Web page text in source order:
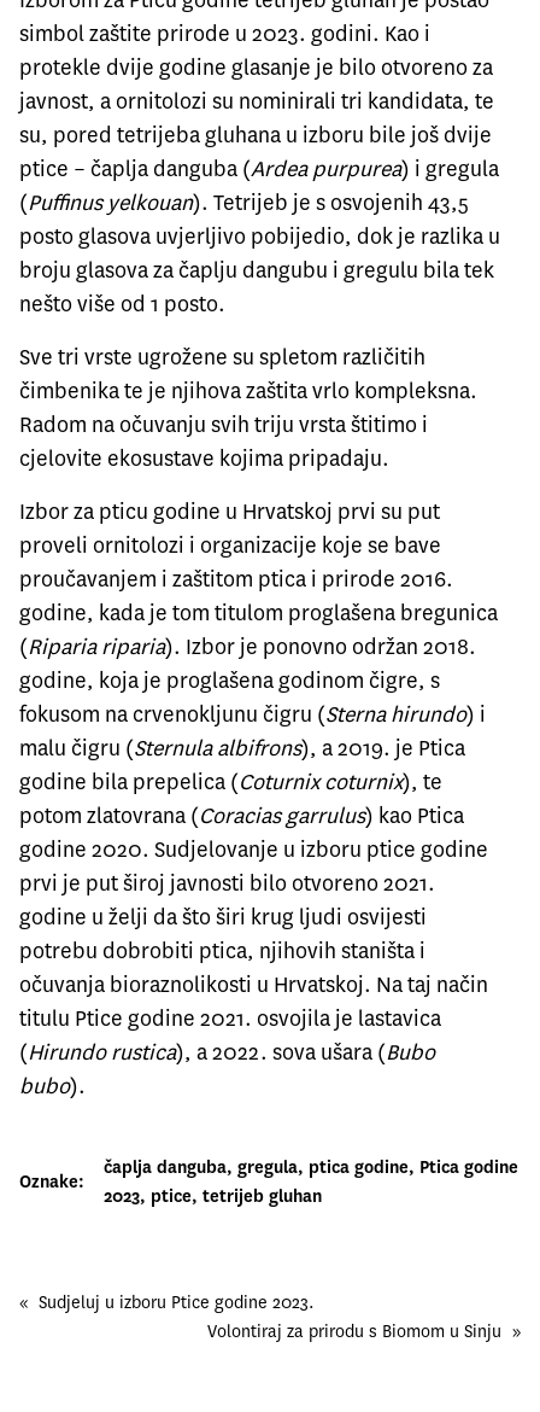
simbol zaštite prirode u 2023. godini. Kao i
protekle dvije godine glasanje je bilo otvoreno za
javnost, a ornitolozi su nominirali tri kandidata, te
su, pored tetrijeba gluhana u izboru bile još dvije
ptice – čaplja danguba (Ardea purpurea) i gregula
(Puffinus yelkouan). Tetrijeb je s osvojenih 43,5
posto glasova uvjerljivo pobijedio, dok je razlika u
broju glasova za čaplju dangubu i gregulu bila tek
nešto više od 1 posto.
Sve tri vrste ugrožene su spletom različitih
čimbenika te je njihova zaštita vrlo kompleksna.
Radom na očuvanju svih triju vrsta štitimo i
cjelovite ekosustave kojima pripadaju.
Izbor za pticu godine u Hrvatskoj prvi su put
proveli ornitolozi i organizacije koje se bave
proučavanjem i zaštitom ptica i prirode 2016.
godine, kada je tom titulom proglašena bregunica
(Riparia riparia). Izbor je ponovno održan 2018.
godine, koja je proglašena godinom čigre, s
fokusom na crvenokljunu čigru (Sterna hirundo) i
malu čigru (Sternula albifrons), a 2019. je Ptica
godine bila prepelica (Coturnix coturnix), te
potom zlatovrana (Coracias garrulus) kao Ptica
godine 2020. Sudjelovanje u izboru ptice godine
prvi je put široj javnosti bilo otvoreno 2021.
godine u želji da što širi krug ljudi osvijesti
potrebu dobrobiti ptica, njihovih staništa i
očuvanja bioraznolikosti u Hrvatskoj. Na taj način
titulu Ptice godine 2021. osvojila je lastavica
(Hirundo rustica), a 2022. sova ušara (Bubo
bubo).
Oznake:
čaplja danguba, gregula, ptica godine, Ptica godine
2023, ptice, tetrijeb gluhan
« Sudjeluj u izboru Ptice godine 2023.
Volontiraj za prirodu s Biomom u Sinju »